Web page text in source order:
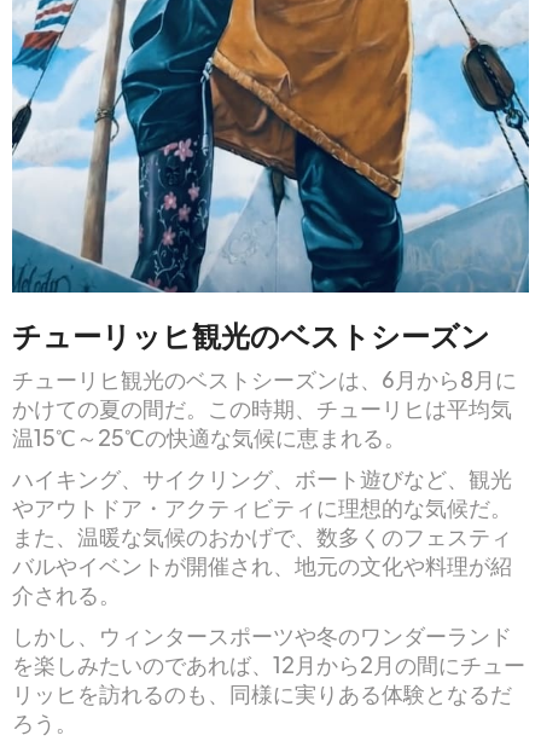
チューリッヒ観光のベストシーズン
チューリヒ観光のベストシーズンは、6月から8月に
かけての夏の間だ。この時期、チューリヒは平均気
温15℃～25℃の快適な気候に恵まれる。
ハイキング、サイクリング、ボート遊びなど、観光
やアウトドア・アクティビティに理想的な気候だ。
また、温暖な気候のおかげで、数多くのフェスティ
バルやイベントが開催され、地元の文化や料理が紹
介される。
しかし、ウィンタースポーツや冬のワンダーランド
を楽しみたいのであれば、12月から2月の間にチュー
リッヒを訪れるのも、同様に実りある体験となるだ
ろう。